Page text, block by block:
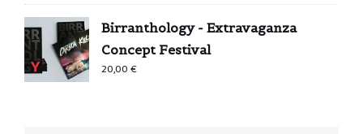
Birranthology - Extravaganza
Concept Festival
20,00€